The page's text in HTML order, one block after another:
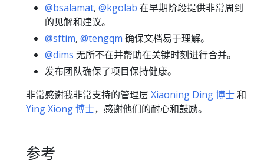
@bsalamat, @kgolab 在早期阶段提供非常周到
的见解和建议。
@sftim, @tengqm 确保文档易于理解。
@dims 无所不在并帮助在关键时刻进行合并。
发布团队确保了项目保持健康。
非常感谢我非常支持的管理层 Xiaoning Ding 博士和
Ying Xiong 博士，感谢他们的耐心和鼓励。
参考